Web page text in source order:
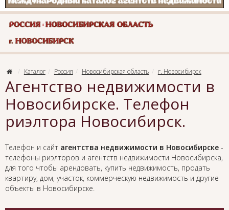
Каталог Россия Новосибирская область г. Новосибирск
Агентство недвижимости в
Новосибирске. Телефон
риэлтора Новосибирск.
Телефон и сайт агентства недвижимости в Новосибирске -
телефоны риэлторов и агентств недвижимости Новосибирска,
для того чтобы арендовать, купить недвижимость, продать
квартиру, дом, участок, коммерческую недвижимость и другие
объекты в Новосибирске.